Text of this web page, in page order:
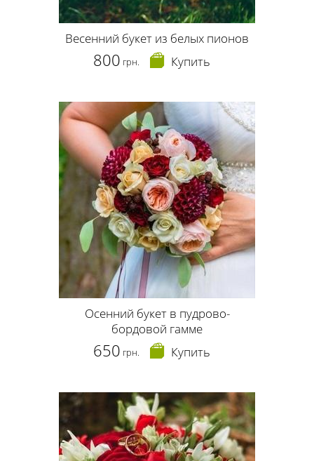
Весенний букет из белых пионов
800 грн. Купить
Осенний букет в пудрово-
бордовой гамме
650 грн. Купить